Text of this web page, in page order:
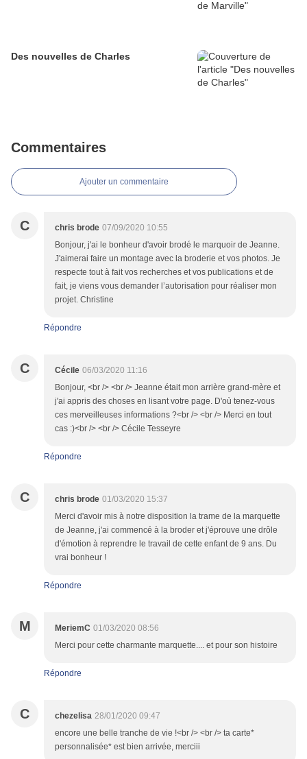
Des nouvelles de Charles
Commentaires
Ajouter un commentaire
C chris brode 07/09/2020 10:55
Bonjour, j'ai le bonheur d'avoir brodé le marquoir de Jeanne.
J'aimerai faire un montage avec la broderie et vos photos. Je
respecte tout à fait vos recherches et vos publications et de
fait, je viens vous demander l’autorisation pour réaliser mon
projet. Christine
Répondre
C Cécile 06/03/2020 11:16
Bonjour, <br /> <br /> Jeanne était mon arrière grand-mère et
j'ai appris des choses en lisant votre page. D'où tenez-vous
ces merveilleuses informations ?<br /> <br /> Merci en tout
cas :)<br /> <br /> Cécile Tesseyre
Répondre
C chris brode 01/03/2020 15:37
Merci d'avoir mis à notre disposition la trame de la marquette
de Jeanne, j'ai commencé à la broder et j'éprouve une drôle
d'émotion à reprendre le travail de cette enfant de 9 ans. Du
vrai bonheur !
Répondre
M MeriemC 01/03/2020 08:56
Merci pour cette charmante marquette.... et pour son histoire
Répondre
C chezelisa 28/01/2020 09:47
encore une belle tranche de vie !<br /> <br /> ta carte*
personnalisée* est bien arrivée, merciii